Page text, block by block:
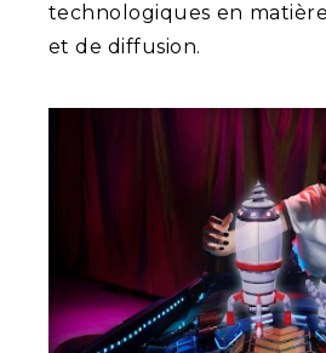
technologiques en matière
et de diffusion.